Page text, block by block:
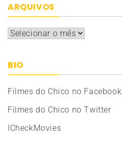
ARQUIVOS
Arquivos
BIO
Filmes do Chico no Facebook
Filmes do Chico no Twitter
ICheckMovies